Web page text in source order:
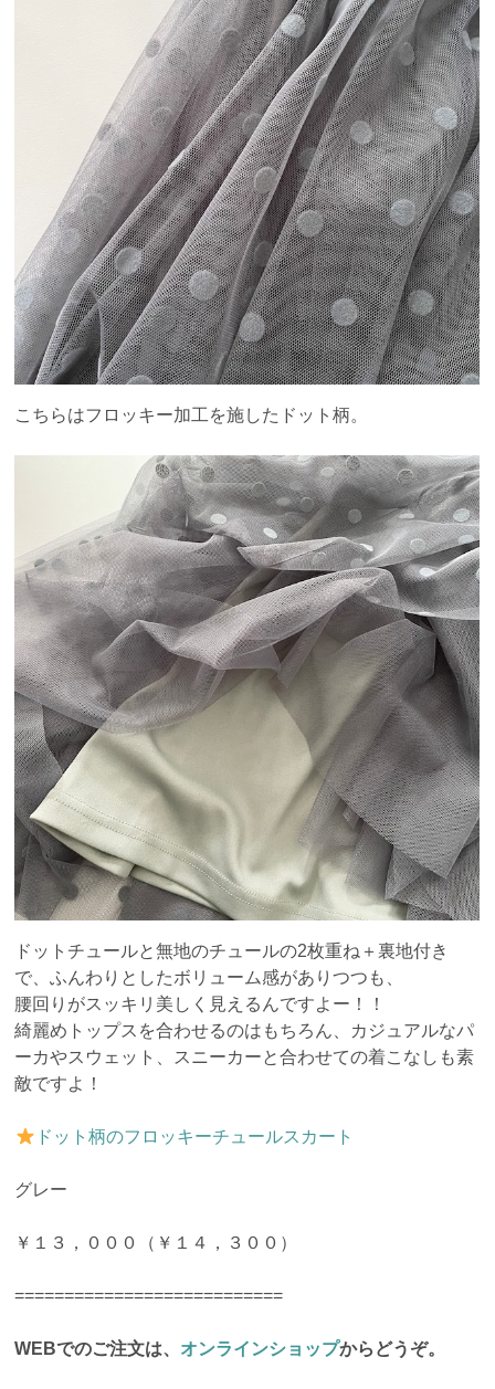
こちらはフロッキー加工を施したドット柄。
ドットチュールと無地のチュールの2枚重ね＋裏地付き
で、ふんわりとしたボリューム感がありつつも、
腰回りがスッキリ美しく見えるんですよー！！
綺麗めトップスを合わせるのはもちろん、カジュアルなパ
ーカやスウェット、スニーカーと合わせての着こなしも素
敵ですよ！
ドット柄のフロッキーチュールスカート
グレー
￥１３，０００（￥１４，３００）
===========================
WEBでのご注文は、 オンラインショップからどうぞ。